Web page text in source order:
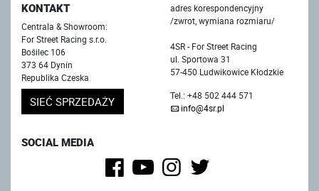
KONTAKT
Centrala & Showroom:
For Street Racing s.r.o.
Bošilec 106
373 64 Dynín
Republika Czeska
SIEĆ SPRZEDAŻY
adres korespondencyjny
/zwrot, wymiana rozmiaru/
4SR - For Street Racing
ul. Sportowa 31
57-450 Ludwikowice Kłodzkie
Tel.: +48 502 444 571
info@4sr.pl
SOCIAL MEDIA